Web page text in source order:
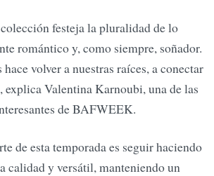
festeja la pluralidad de lo
romántico y, como siempre, soñador.
volver a nuestras raíces, a conectar
explica Valentina Karnoubi, una de las
de BAFWEEK.
de esta temporada es seguir haciendo
calidad y versátil, manteniendo un